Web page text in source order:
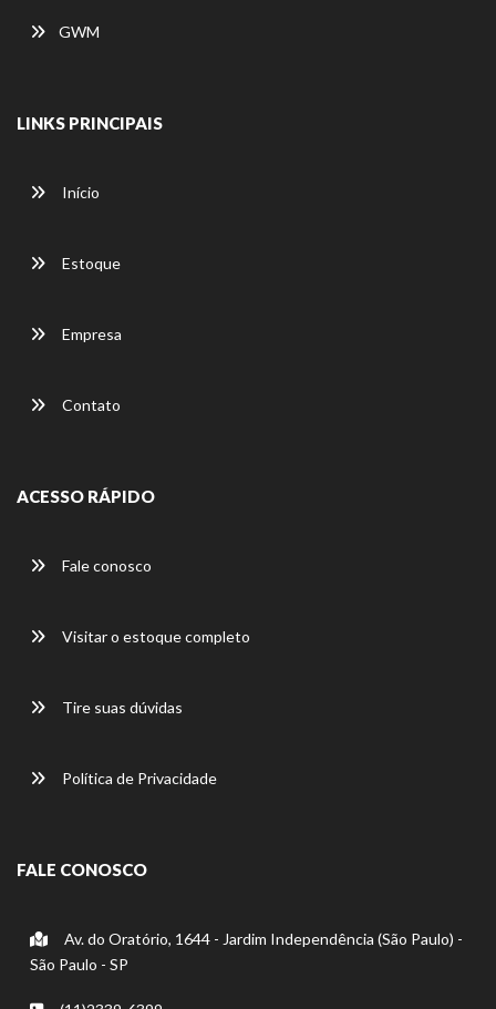
GWM
LINKS PRINCIPAIS
Início
Estoque
Empresa
Contato
ACESSO RÁPIDO
Fale conosco
Visitar o estoque completo
Tire suas dúvidas
Política de Privacidade
FALE CONOSCO
Av. do Oratório, 1644 - Jardim Independência (São Paulo) -
São Paulo - SP